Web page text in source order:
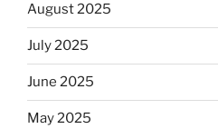
August 2025
July 2025
June 2025
May 2025